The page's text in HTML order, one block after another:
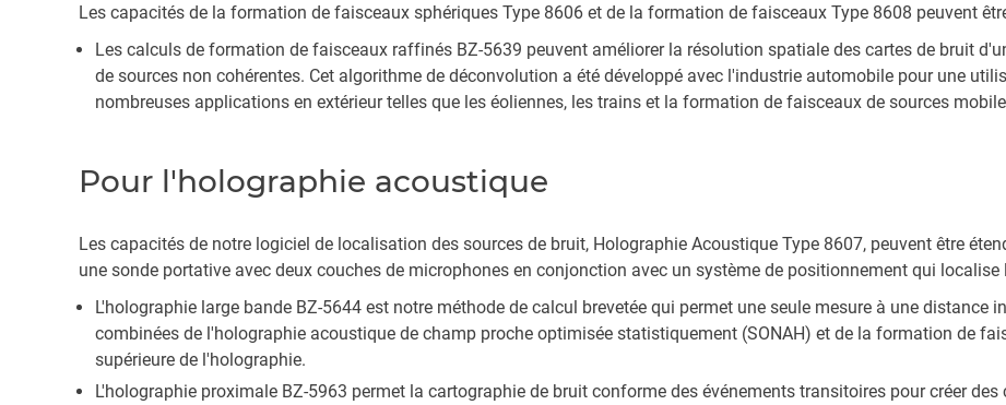
Les capacités de la formation de faisceaux sphériques Type 8606 et de la formation de faisceaux Type 8608 peuvent
Les calculs de formation de faisceaux raffinés BZ-5639 peuvent améliorer la résolution spatiale des cartes de bruit
de sources non cohérentes. Cet algorithme de déconvolution a été développé avec l'industrie automobile pour une
nombreuses applications en extérieur telles que les éoliennes, les trains et la formation de faisceaux de sources
Pour l'holographie acoustique
Les capacités de notre logiciel de localisation des sources de bruit, Holographie Acoustique Type 8607, peuvent être
une sonde portative avec deux couches de microphones en conjonction avec un système de positionnement qui
L'holographie large bande BZ-5644 est notre méthode de calcul brevetée qui permet une seule mesure à une distance
combinées de l'holographie acoustique de champ proche optimisée statistiquement (SONAH) et de la formation de
supérieure de l'holographie.
L'holographie proximale BZ-5963 permet la cartographie de bruit conforme des événements transitoires pour créer